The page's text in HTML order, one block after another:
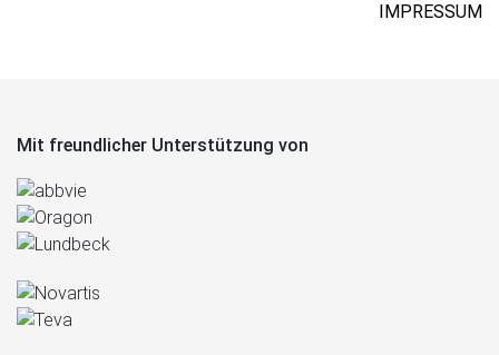
IMPRESSUM
Mit freundlicher Unterstützung von